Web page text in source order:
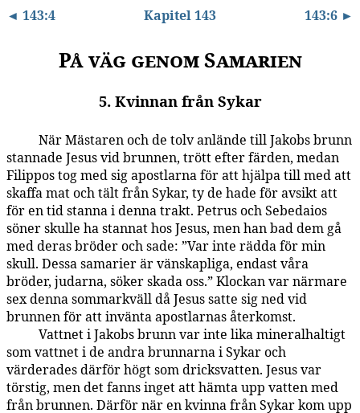
◄ 143:4 Kapitel 143 143:6 ►
På väg genom Samarien
5. Kvinnan från Sykar
När Mästaren och de tolv anlände till Jakobs brunn
stannade Jesus vid brunnen, trött efter färden, medan
Filippos tog med sig apostlarna för att hjälpa till med att
skaffa mat och tält från Sykar, ty de hade för avsikt att
för en tid stanna i denna trakt. Petrus och Sebedaios
söner skulle ha stannat hos Jesus, men han bad dem gå
med deras bröder och sade: ”Var inte rädda för min
skull. Dessa samarier är vänskapliga, endast våra
bröder, judarna, söker skada oss.” Klockan var närmare
sex denna sommarkväll då Jesus satte sig ned vid
brunnen för att invänta apostlarnas återkomst.
Vattnet i Jakobs brunn var inte lika mineralhaltigt
som vattnet i de andra brunnarna i Sykar och
värderades därför högt som dricksvatten. Jesus var
törstig, men det fanns inget att hämta upp vatten med
från brunnen. Därför när en kvinna från Sykar kom upp